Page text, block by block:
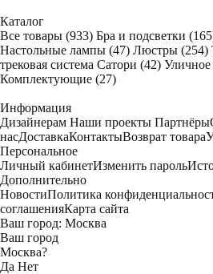
Каталог
Все товары (933) Бра и подсветки
Настольные лампы (47) Люстры (254)
трековая система Сатори (42)
Комплектующие (27)
Информация
Дизайнерам Наши проекты Партнёры
насДоставкаКонтактыВозврат товара
Персональное
Личный кабинетИзменить пароль
Дополнительно
НовостиПолитика
соглашенияКарта сайта
Ваш город: Москва
Ваш город
Москва?
Да Нет